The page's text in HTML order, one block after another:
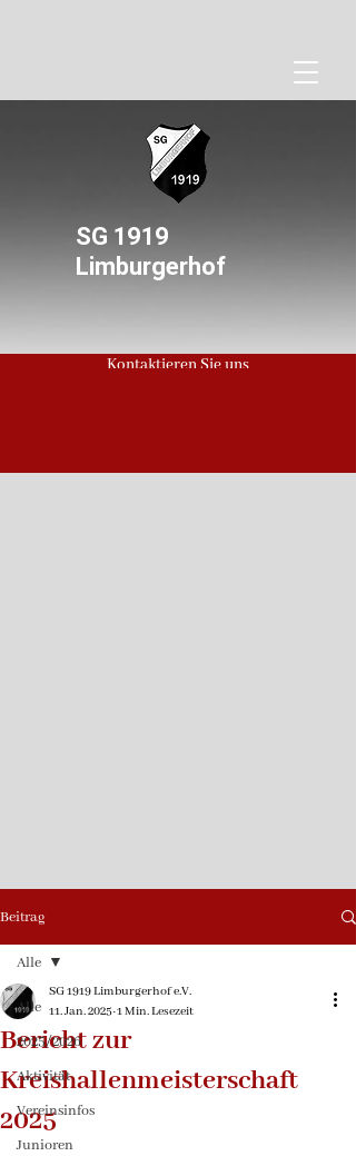
SG 1919
Limburgerhof
Kontaktieren Sie uns
Beitrag
Alle
2025/2026
Aktivität
Vereinsinfos
Junioren
Alle
Bericht zur
Kreishallenmeisterschaft
2025
SG 1919 Limburgerhof e.V.
11. Jan. 2025 1 Min. Lesezeit